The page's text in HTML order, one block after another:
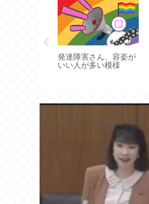
発達障害さん、容姿が
いい人が多い模様